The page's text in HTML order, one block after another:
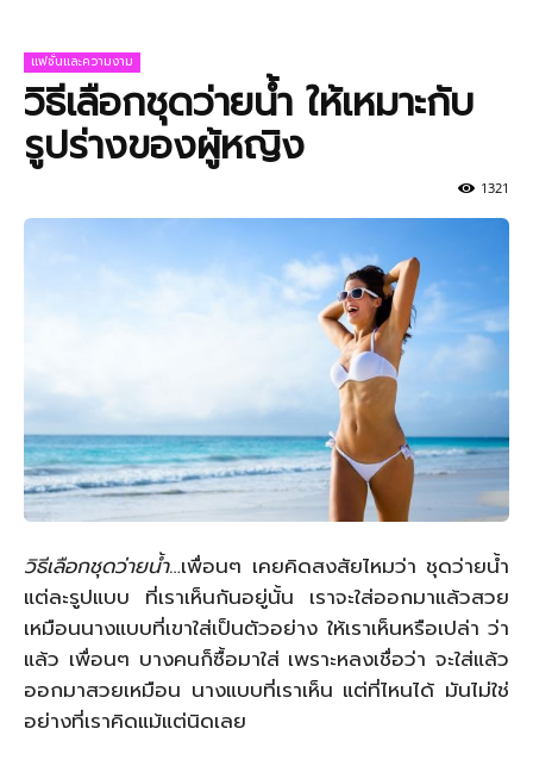
แฟชั่นและความงาม
วิธีเลือกชุดว่ายน้ำ ให้เหมาะกับ
รูปร่างของผู้หญิง
1321
วิธีเลือกชุดว่ายน้ำ…เพื่อนๆ เคยคิดสงสัยไหมว่า ชุดว่ายน้ำ
แต่ละรูปแบบ ที่เราเห็นกันอยู่นั้น เราจะใส่ออกมาแล้วสวย
เหมือนนางแบบที่เขาใส่เป็นตัวอย่าง ให้เราเห็นหรือเปล่า ว่า
แล้ว เพื่อนๆ บางคนก็ซื้อมาใส่ เพราะหลงเชื่อว่า จะใส่แล้ว
ออกมาสวยเหมือน นางแบบที่เราเห็น แต่ที่ไหนได้ มันไม่ใช่
อย่างที่เราคิดแม้แต่นิดเลย